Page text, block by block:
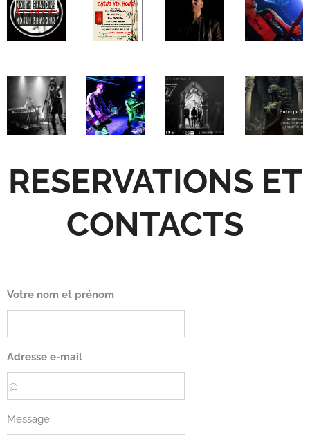
RESERVATIONS ET
CONTACTS
Votre nom et prénom
Adresse e-mail
Message